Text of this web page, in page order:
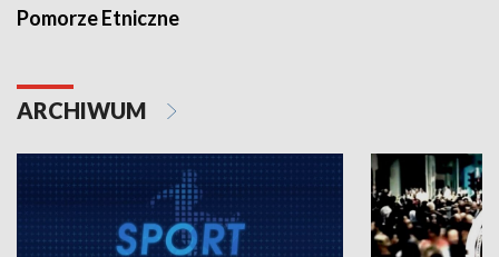
Pomorze Etniczne
ARCHIWUM